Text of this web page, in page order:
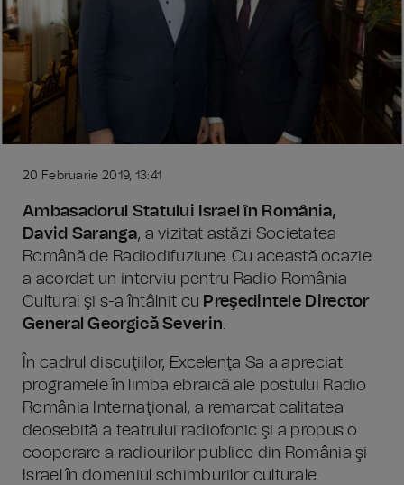
20 Februarie 2019, 13:41
Ambasadorul Statului Israel în România,
David Saranga, a vizitat astăzi Societatea
Română de Radiodifuziune. Cu această ocazie
a acordat un interviu pentru Radio România
Cultural şi s-a întâlnit cu Preşedintele Director
General Georgică Severin.
În cadrul discuţiilor, Excelenţa Sa a apreciat
programele în limba ebraică ale postului Radio
România Internaţional, a remarcat calitatea
deosebită a teatrului radiofonic şi a propus o
cooperare a radiourilor publice din România şi
Israel în domeniul schimburilor culturale.